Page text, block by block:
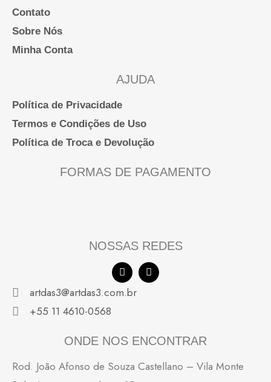
Contato
Sobre Nós
Minha Conta
AJUDA
Política de Privacidade
Termos e Condições de Uso
Política de Troca e Devolução
FORMAS DE PAGAMENTO
NOSSAS REDES
F
a
e
k
I
n
a
m
artdas3@artdas3.com.br
+55 11 4610-0568
ONDE NOS ENCONTRAR
Rod. João Afonso de Souza Castellano – Vila Monte